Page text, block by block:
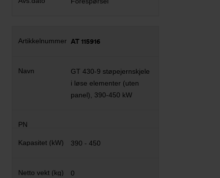
AT 115916
GT 430-9 støpejernskjele
i løse elementer (uten
panel), 390-450 kW
390 - 450
0